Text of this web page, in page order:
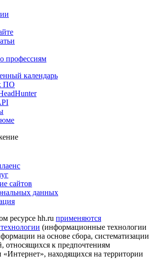
профессиям
календарь
ПО
сайтов
данных
ресурсе hh.ru применяются
(информационные технологии
на основе сбора, систематизации
относящихся к предпочтениям
«Интернет», находящихся на территории